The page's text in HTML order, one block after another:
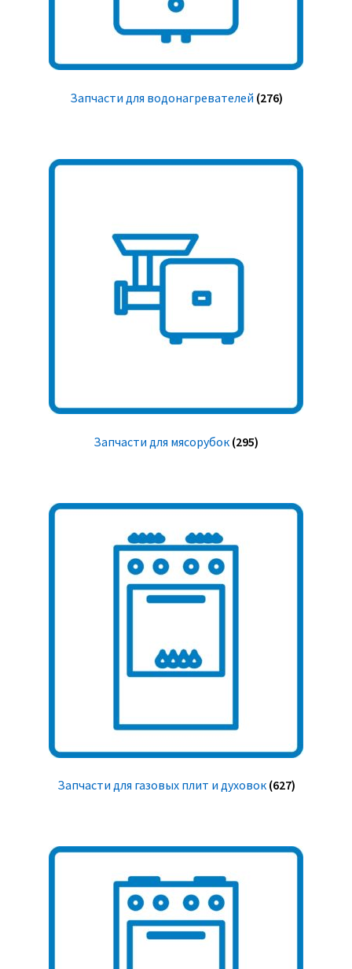
Запчасти для водонагревателей (276)
Запчасти для мясорубок (295)
Запчасти для газовых плит и духовок (627)